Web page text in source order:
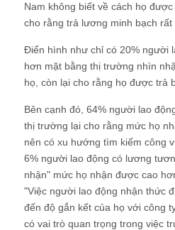
Nam không biết về cách họ
cho rằng trả lương minh bạch rất
Điển hình như chỉ có 20% người
hơn mặt bằng thị trường nhìn
họ, còn lại cho rằng họ được trả
Bên cạnh đó, 64% người lao
thị trường lại cho rằng mức họ
nên có xu hướng tìm kiếm công
6% người lao động có lương
nhận" mức họ nhận được cao
"Việc người lao động nhận thức
đến độ gắn kết của họ với công
có vai trò quan trọng trong việc